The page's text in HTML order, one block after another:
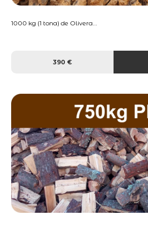
1000 kg (1 tona) de Olivera...
390 €